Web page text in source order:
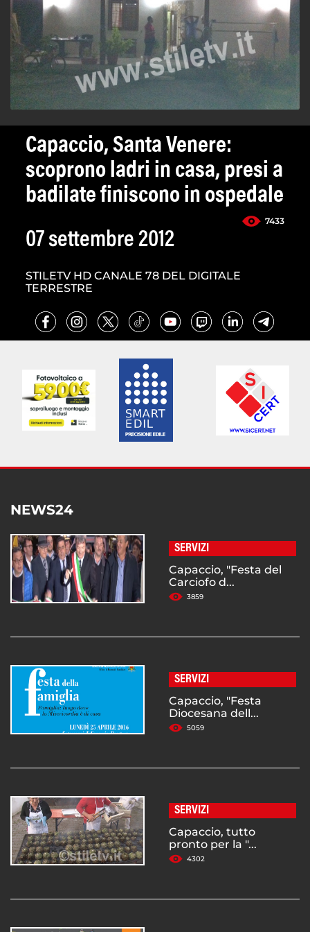
Capaccio, Santa Venere:
scoprono ladri in casa, presi a
badilate finiscono in ospedale
7433
07 settembre 2012
STILETV HD CANALE 78 DEL DIGITALE
TERRESTRE
NEWS24
SERVIZI
Capaccio, "Festa del
Carciofo d...
3859
SERVIZI
Capaccio, "Festa
Diocesana dell...
5059
SERVIZI
Capaccio, tutto
pronto per la "...
4302